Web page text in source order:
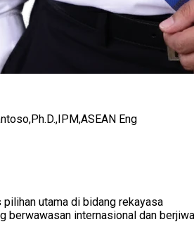
Eng
pilihan utama di bidang rekayasa
berwawasan internasional dan berjiwa